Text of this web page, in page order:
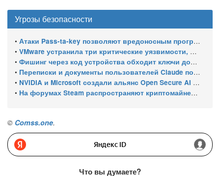
Угрозы безопасности
• Атаки Pass-ta-key позволяют вредоносным программам похищать синхронизированные ключи доступа Google
• VMware устранила три критические уязвимости, позволяющие обходить аутентификацию и выходить из виртуальной машины
• Фишинг через код устройства обходит ключи доступа Microsoft
• Переписки и документы пользователей Claude попали в поиск Google из-за публичных ссылок
• NVIDIA и Microsoft создали альянс Open Secure AI Alliance для защиты от киберугроз, исходящих от ИИ – без OpenAI, Google и Anthropic
• На форумах Steam распространяют криптомайнер XMRig под видом исправлений
© Comss.one.